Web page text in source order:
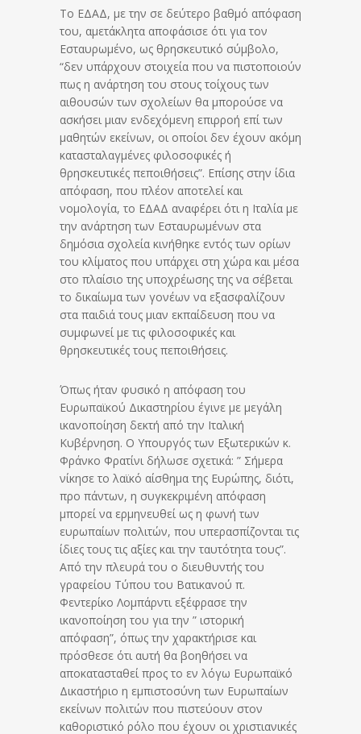
Το ΕΔΑΔ, με την σε δεύτερο βαθμό απόφαση
του, αμετάκλητα αποφάσισε ότι για τον
Εσταυρωμένο, ως θρησκευτικό σύμβολο,
“δεν υπάρχουν στοιχεία που να πιστοποιούν
πως η ανάρτηση του στους τοίχους των
αιθουσών των σχολείων θα μπορούσε να
ασκήσει μιαν ενδεχόμενη επιρροή επί των
μαθητών εκείνων, οι οποίοι δεν έχουν ακόμη
κατασταλαγμένες φιλοσοφικές ή
θρησκευτικές πεποιθήσεις”. Επίσης στην ίδια
απόφαση, που πλέον αποτελεί και
νομολογία, το ΕΔΑΔ αναφέρει ότι η Ιταλία με
την ανάρτηση των Εσταυρωμένων στα
δημόσια σχολεία κινήθηκε εντός των ορίων
του κλίματος που υπάρχει στη χώρα και μέσα
στο πλαίσιο της υποχρέωσης της να σέβεται
το δικαίωμα των γονέων να εξασφαλίζουν
στα παιδιά τους μιαν εκπαίδευση που να
συμφωνεί με τις φιλοσοφικές και
θρησκευτικές τους πεποιθήσεις.
Όπως ήταν φυσικό η απόφαση του
Ευρωπαϊκού Δικαστηρίου έγινε με μεγάλη
ικανοποίηση δεκτή από την Ιταλική
Κυβέρνηση. Ο Υπουργός των Εξωτερικών κ.
Φράνκο Φρατίνι δήλωσε σχετικά: ” Σήμερα
νίκησε το λαϊκό αίσθημα της Ευρώπης, διότι,
προ πάντων, η συγκεκριμένη απόφαση
μπορεί να ερμηνευθεί ως η φωνή των
ευρωπαίων πολιτών, που υπερασπίζονται τις
ίδιες τους τις αξίες και την ταυτότητα τους”.
Από την πλευρά του ο διευθυντής του
γραφείου Τύπου του Βατικανού π.
Φεντερίκο Λομπάρντι εξέφρασε την
ικανοποίηση του για την ” ιστορική
απόφαση”, όπως την χαρακτήρισε και
πρόσθεσε ότι αυτή θα βοηθήσει να
αποκατασταθεί προς το εν λόγω Ευρωπαϊκό
Δικαστήριο η εμπιστοσύνη των Ευρωπαίων
εκείνων πολιτών που πιστεύουν στον
καθοριστικό ρόλο που έχουν οι χριστιανικές